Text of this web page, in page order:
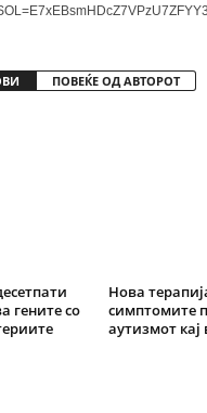
ПОВЕЌЕ ОД АВТОРОТ
гените со
Нова
симптомите
аутизмот